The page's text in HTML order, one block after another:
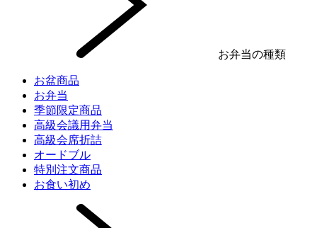
お弁当の種類
お盆商品
お弁当
季節限定商品
高級会議用弁当
高級会席折詰
オードブル
特別注文商品
お食い初め